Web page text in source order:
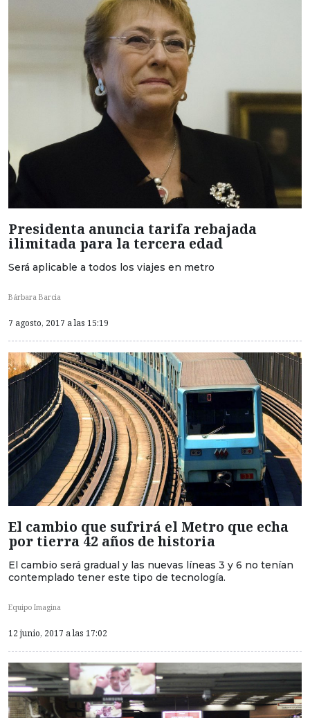
Presidenta anuncia tarifa rebajada
ilimitada para la tercera edad
Será aplicable a todos los viajes en metro
Bárbara Barcia
7 agosto, 2017 a las 15:19
El cambio que sufrirá el Metro que echa
por tierra 42 años de historia
El cambio será gradual y las nuevas líneas 3 y 6 no tenían
contemplado tener este tipo de tecnología.
Equipo Imagina
12 junio, 2017 a las 17:02